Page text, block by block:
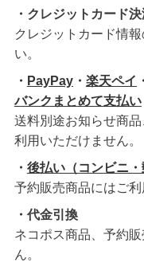
・クレジットカード
クレジットカード情
い。
・ PayPay・ 楽天ペイ ・
バンクまとめて支払い
送料別途お知らせ商
利用いただけません。
・ 後払い（コンビニ・
予約販売商品にはご利
・代金引換
ネコポス商品、予約
ん。